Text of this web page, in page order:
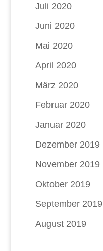
Juli 2020
Juni 2020
Mai 2020
April 2020
März 2020
Februar 2020
Januar 2020
Dezember 2019
November 2019
Oktober 2019
September 2019
August 2019